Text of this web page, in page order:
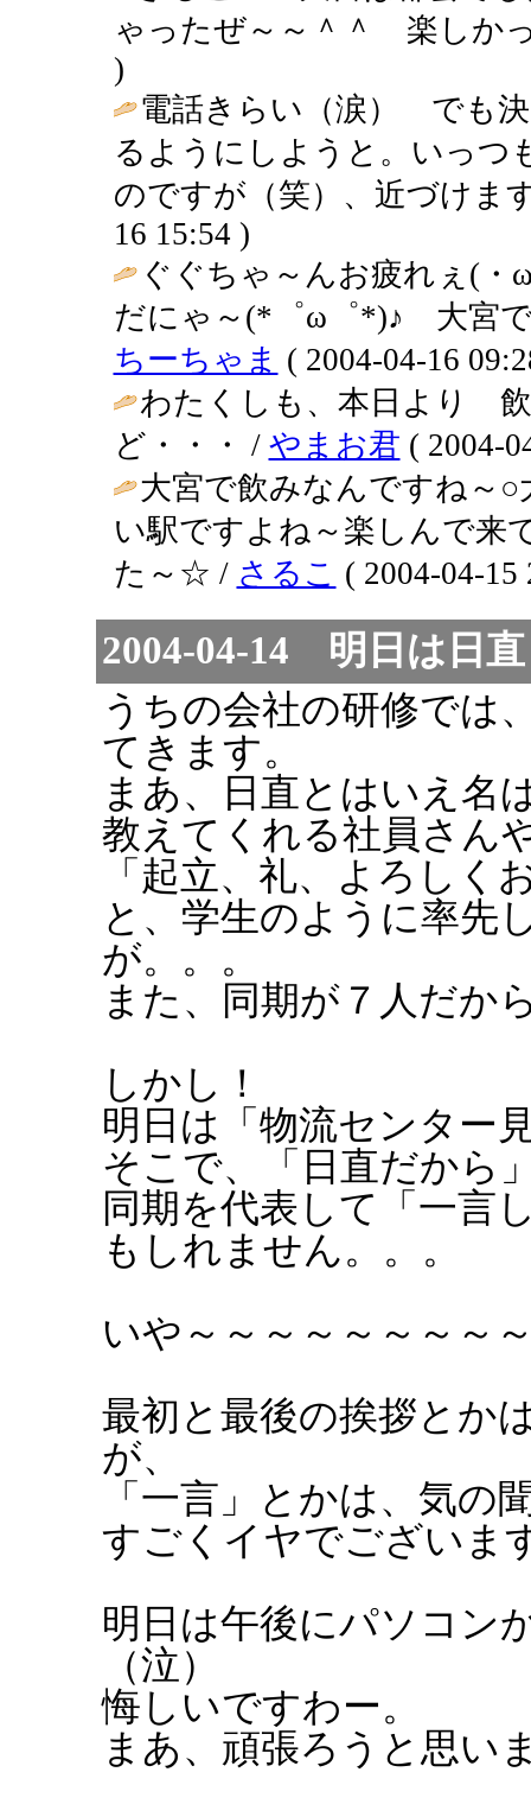
ゃったぜ～～＾＾ 楽しか
)
電話きらい（涙） でも
るようにしようと。いっつ
のですが（笑）、近づけま
16 15:54 )
ぐぐちゃ～んお疲れぇ(
だにゃ～(*゜ω゜*)♪ 大宮
ちーちゃま ( 2004-04-16
わたくしも、本日より
ど・・・ / やまお君 ( 2004-
大宮で飲みなんですね～
い駅ですよね～楽しんで来
た～☆ / さるこ ( 2004-04-15
2004-04-14 明日は日直
うちの会社の研修では
てきます。
まあ、日直とはいえ名
教えてくれる社員さん
「起立、礼、よろしく
と、学生のように率先
が。。。
また、同期が７人だか
しかし！
明日は「物流センター
そこで、「日直だから
同期を代表して「一言
もしれません。。。
いや～～～～～～～～
最初と最後の挨拶とか
が、
「一言」とかは、気の
すごくイヤでございま
明日は午後にパソコン
（泣）
悔しいですわー。
まあ、頑張ろうと思い